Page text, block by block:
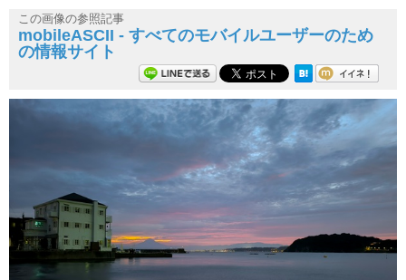
この画像の参照記事
mobileASCII - すべてのモバイルユーザーのため
の情報サイト